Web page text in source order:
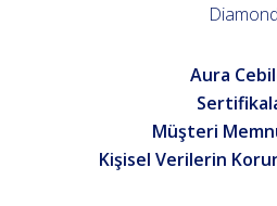
Diamond
Aura
Müşteri
Kişisel Verilerin